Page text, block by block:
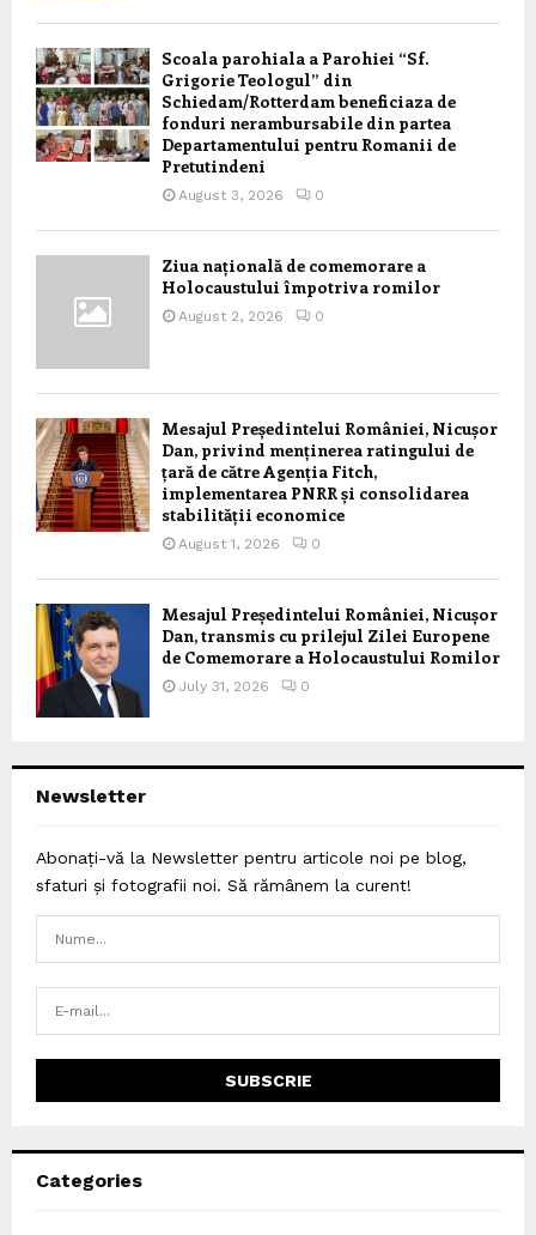
Scoala parohiala a Parohiei “Sf.
Grigorie Teologul” din
Schiedam/Rotterdam beneficiaza de
fonduri nerambursabile din partea
Departamentului pentru Romanii de
Pretutindeni
August 3, 2026 0
Ziua națională de comemorare a
Holocaustului împotriva romilor
August 2, 2026 0
Mesajul Președintelui României, Nicușor
Dan, privind menținerea ratingului de
țară de către Agenția Fitch,
implementarea PNRR și consolidarea
stabilității economice
August 1, 2026 0
Mesajul Președintelui României, Nicușor
Dan, transmis cu prilejul Zilei Europene
de Comemorare a Holocaustului Romilor
July 31, 2026 0
Newsletter
Abonați-vă la Newsletter pentru articole noi pe blog,
sfaturi și fotografii noi. Să rămânem la curent!
Categories